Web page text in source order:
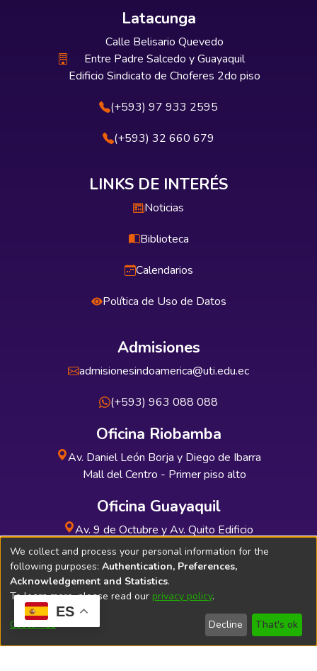
ES
Latacunga
Calle Belisario Quevedo
Entre Padre Salcedo y Guayaquil
Edificio Sindicato de Choferes 2do piso
(+593) 97 933 2595
(+593) 32 660 679
LINKS DE INTERÉS
Noticias
Biblioteca
Calendarios
Política de Uso de Datos
Admisiones
admisionesindoamerica@uti.edu.ec
(+593) 963 088 088
Oficina Riobamba
Av. Daniel León Borja y Diego de Ibarra
Mall del Centro - Primer piso alto
Oficina Guayaquil
Av. 9 de Octubre y Av. Quito Edificio
INDUAUTO - Planta baja
Soporte Técnico Bibliolatino.com
We collect and process your personal information for the
following purposes: Authentication, Preferences,
Acknowledgement and Statistics.
To learn more, please read our privacy policy.
Customize Decline That's ok